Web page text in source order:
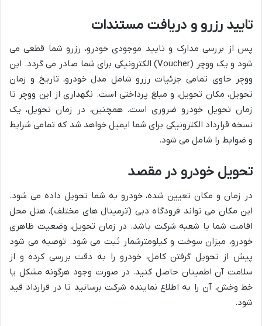
تایید رزرو و دریافت مستندات
پس از بررسی مدارک و تایید موجودی خودرو، رزرو شما قطعی می
شود و یک ووچر (Voucher) الکترونیکی برای شما صادر می گردد. این
ووچر حاوی تمامی جزئیات رزرو شامل مدل خودرو، تاریخ و زمان
تحویل، مکان تحویل، و مبلغ پرداختی است. نگهداری از این ووچر تا
زمان تحویل خودرو ضروری است. همچنین، در زمان تحویل، یک
نسخه قرارداد الکترونیکی برای شما ایمیل خواهد شد که تمامی شرایط
و ضوابط را شامل می شود.
تحویل خودرو در مقصد
در زمان و مکان تعیین شده، خودرو به شما تحویل داده می شود.
این مکان می تواند فرودگاه دبی (ترمینال های مختلف)، هتل محل
اقامت شما یا شعبه شرکت باشد. در زمان تحویل، وضعیت ظاهری
خودرو، میزان سوخت و کیلومترشمار ثبت می شود. توصیه می شود
پیش از تحویل گرفتن کامل، خودرو را به دقت بررسی کرده و از
سلامت آن اطمینان حاصل کنید. در صورت وجود هرگونه مشکل یا
خط وخش، آن را به اطلاع نماینده شرکت برسانید تا در قرارداد قید
شود.